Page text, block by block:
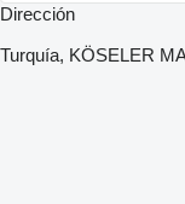
Dirección
Turquía, KÖSELER